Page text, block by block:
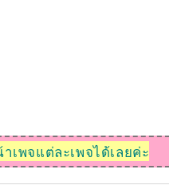
เพจแต่ละเพจได้เลยค่ะ